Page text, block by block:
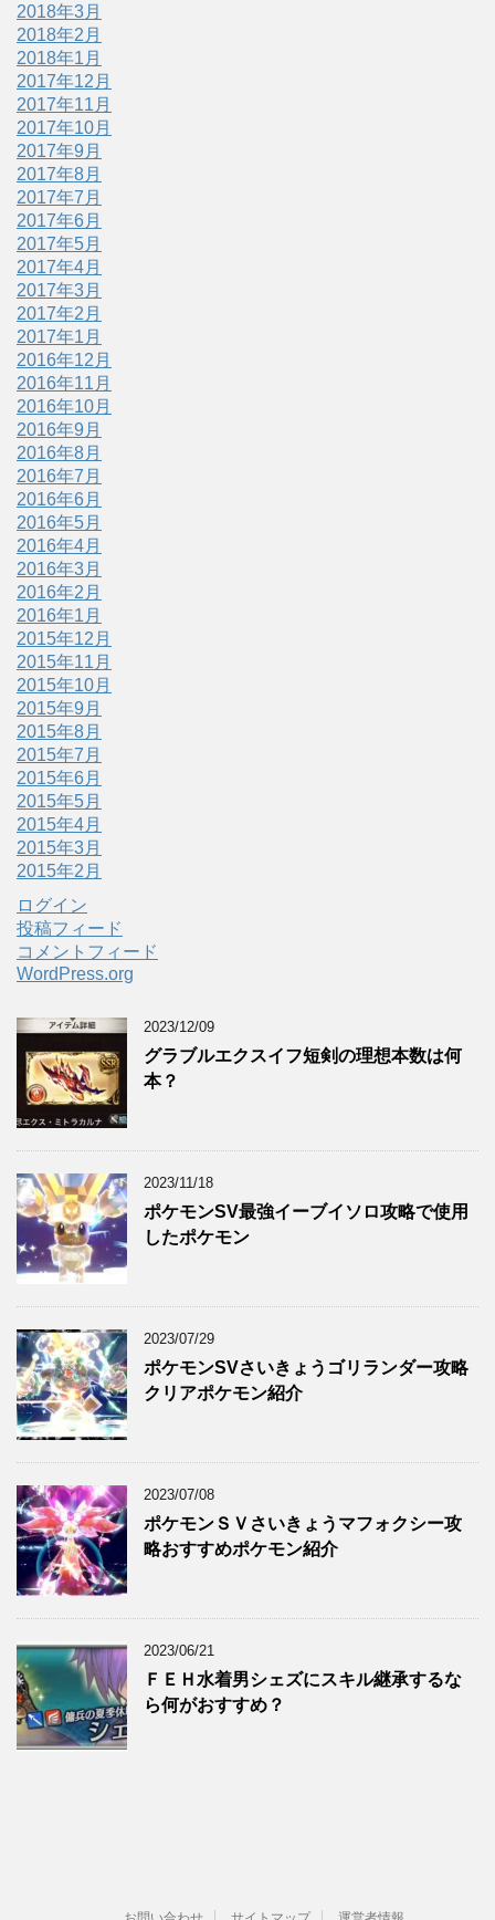
2018年3月
2018年2月
2018年1月
2017年12月
2017年11月
2017年10月
2017年9月
2017年8月
2017年7月
2017年6月
2017年5月
2017年4月
2017年3月
2017年2月
2017年1月
2016年12月
2016年11月
2016年10月
2016年9月
2016年8月
2016年7月
2016年6月
2016年5月
2016年4月
2016年3月
2016年2月
2016年1月
2015年12月
2015年11月
2015年10月
2015年9月
2015年8月
2015年7月
2015年6月
2015年5月
2015年4月
2015年3月
2015年2月
ログイン
投稿フィード
コメントフィード
WordPress.org
2023/12/09
グラブルエクスイフ短剣の理想本数は何
本？
2023/11/18
ポケモンSV最強イーブイソロ攻略で使用
したポケモン
2023/07/29
ポケモンSVさいきょうゴリランダー攻略
クリアポケモン紹介
2023/07/08
ポケモンＳＶさいきょうマフォクシー攻
略おすすめポケモン紹介
2023/06/21
ＦＥＨ水着男シェズにスキル継承するな
ら何がおすすめ？